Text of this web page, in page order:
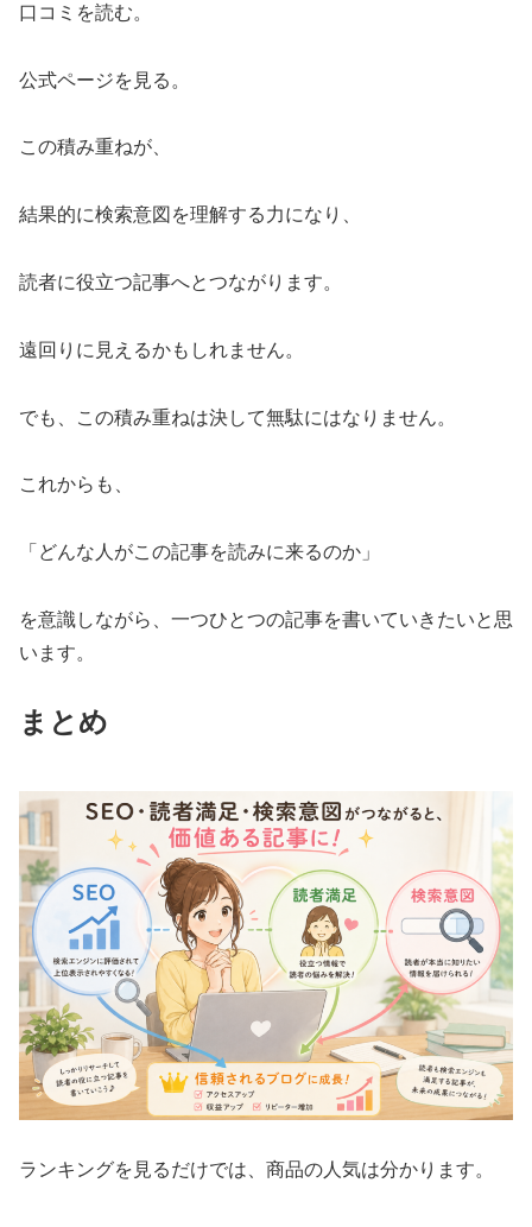
口コミを読む。
公式ページを見る。
この積み重ねが、
結果的に検索意図を理解する力になり、
読者に役立つ記事へとつながります。
遠回りに見えるかもしれません。
でも、この積み重ねは決して無駄にはなりません。
これからも、
「どんな人がこの記事を読みに来るのか」
を意識しながら、一つひとつの記事を書いていきたいと思
います。
まとめ
ランキングを見るだけでは、商品の人気は分かります。